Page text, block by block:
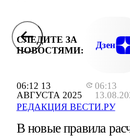
06:12 13
АВГУСТА 2025
06:13
РЕДАКЦИЯ ВЕСТИ.РУ
СЛЕДИТЕ ЗА
НОВОСТЯМИ:
Дзен
В новые правила